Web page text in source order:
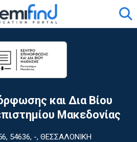
και Δια Βίου
Μακεδονίας
54636, -, ΘΕΣΣΑΛΟΝΙΚΗ